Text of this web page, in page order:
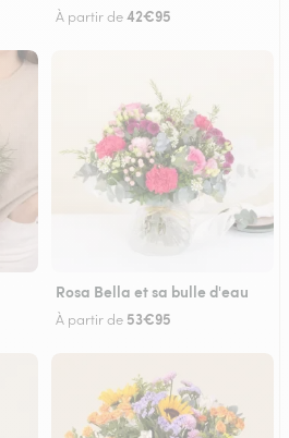
À partir de42€95
Rosa Bella et sa bulle d'eau
À partir de 53€95